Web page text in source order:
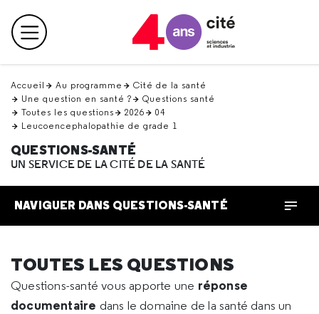
en
haut Menu principal
Accueil Au programme
Cité de la santé
Une question en santé ?
Questions santé
Toutes les questions
2026
04
Leucoencephalopathie de grade 1
QUESTIONS-SANTÉ
UN SERVICE DE LA CITÉ DE LA SANTÉ
NAVIGUER DANS QUESTIONS-SANTÉ
TOUTES LES QUESTIONS
Questions-santé vous apporte une réponse
documentaire dans le domaine de la santé dans un